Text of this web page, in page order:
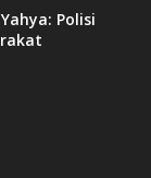
Polisi